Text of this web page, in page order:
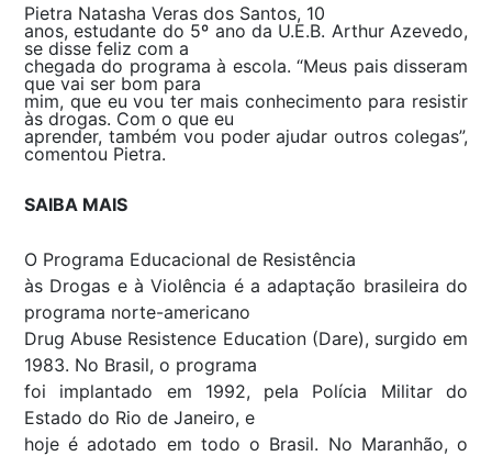
Pietra Natasha Veras dos Santos, 10
anos, estudante do 5º ano da U.E.B. Arthur Azevedo,
se disse feliz com a
chegada do programa à escola. “Meus pais disseram
que vai ser bom para
mim, que eu vou ter mais conhecimento para resistir
às drogas. Com o que eu
aprender, também vou poder ajudar outros colegas”,
comentou Pietra.
SAIBA MAIS
O Programa Educacional de Resistência
às Drogas e à Violência é a adaptação brasileira do
programa norte-americano
Drug Abuse Resistence Education (Dare), surgido em
1983. No Brasil, o programa
foi implantado em 1992, pela Polícia Militar do
Estado do Rio de Janeiro, e
hoje é adotado em todo o Brasil. No Maranhão, o